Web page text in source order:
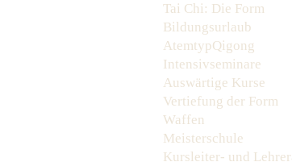
Tai Chi: Die Form
Bildungsurlaub
AtemtypQigong
Intensivseminare
Auswärtige Kurse
Vertiefung der Form
Waffen
Meisterschule
Kursleiter- und